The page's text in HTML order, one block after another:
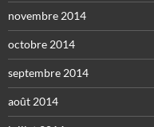
novembre 2014
octobre 2014
septembre 2014
août 2014